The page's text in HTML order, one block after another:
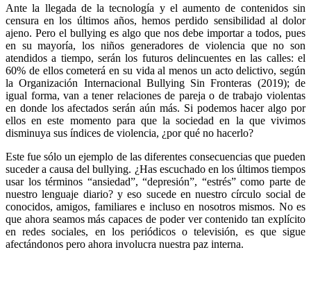
Ante la llegada de la tecnología y el aumento de contenidos sin
censura en los últimos años, hemos perdido sensibilidad al dolor
ajeno. Pero el bullying es algo que nos debe importar a todos, pues
en su mayoría, los niños generadores de violencia que no son
atendidos a tiempo, serán los futuros delincuentes en las calles: el
60% de ellos cometerá en su vida al menos un acto delictivo, según
la Organización Internacional Bullying Sin Fronteras (2019); de
igual forma, van a tener relaciones de pareja o de trabajo violentas
en donde los afectados serán aún más. Si podemos hacer algo por
ellos en este momento para que la sociedad en la que vivimos
disminuya sus índices de violencia, ¿por qué no hacerlo?
Este fue sólo un ejemplo de las diferentes consecuencias que pueden
suceder a causa del bullying. ¿Has escuchado en los últimos tiempos
usar los términos “ansiedad”, “depresión”, “estrés” como parte de
nuestro lenguaje diario? y eso sucede en nuestro círculo social de
conocidos, amigos, familiares e incluso en nosotros mismos. No es
que ahora seamos más capaces de poder ver contenido tan explícito
en redes sociales, en los periódicos o televisión, es que sigue
afectándonos pero ahora involucra nuestra paz interna.